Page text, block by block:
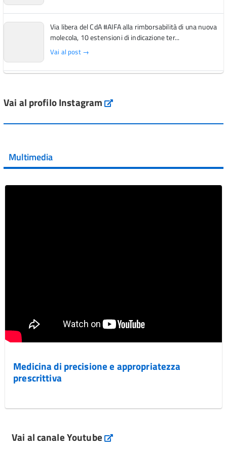
Via libera del CdA #AIFA alla rimborsabilità di una nuova
molecola, 10 estensioni di indicazione ter...
Vai al post →
Vai al post →
Vai al post →
Vai al profilo Instagram Instagram
Multimedia
Medicina di precisione e appropriatezza
prescrittiva
Vai al canale Youtube